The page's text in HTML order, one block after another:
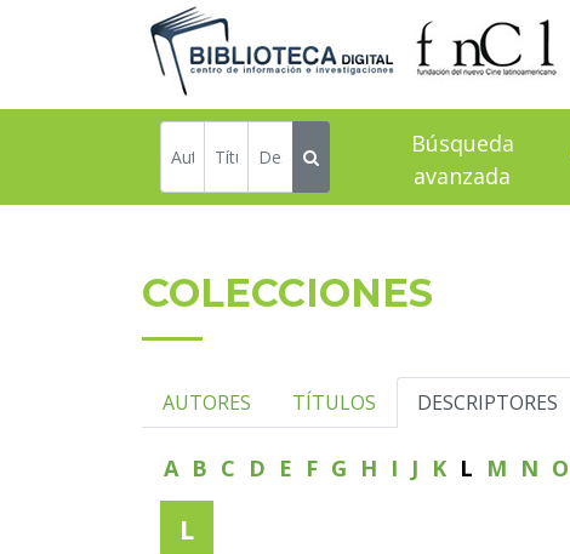
Búsqueda
avanzada
COLECCIONES
AUTORES TÍTULOS DESCRIPTORES
A B C D E F G H I J K L M N O
L